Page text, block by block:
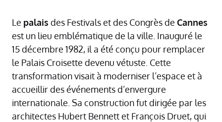
Le palais des Festivals et des Congrès de Cannes
est un lieu emblématique de la ville. Inauguré le
15 décembre 1982, il a été conçu pour remplacer
le Palais Croisette devenu vétuste. Cette
transformation visait à moderniser l’espace et à
accueillir des événements d’envergure
internationale. Sa construction fut dirigée par les
architectes Hubert Bennett et François Druet, qui